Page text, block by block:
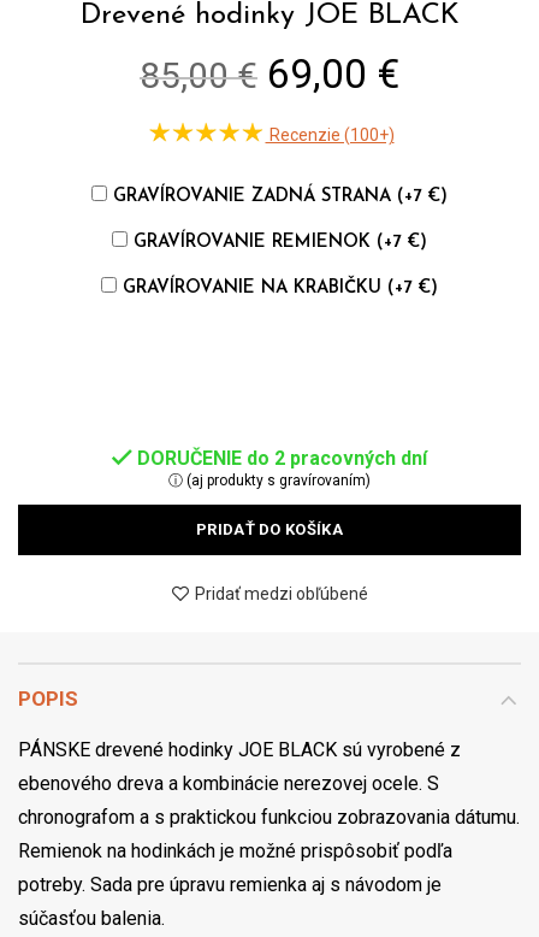
Recenzie (100+)
Drevené hodinky JOE BLACK
GRAVÍROVANIE ZADNÁ STRANA (+7 €)
GRAVÍROVANIE REMIENOK (+7 €)
GRAVÍROVANIE NA KRABIČKU (+7 €)
85,00 € Original
price
85,00 €.
69,00 €
69,00
DORUČENIE do 2 pracovných dní
ⓘ (aj produkty s gravírovaním)
PRIDAŤ DO KOŠÍKA
Pridať medzi obľúbené
POPIS
PÁNSKE drevené hodinky JOE BLACK sú vyrobené z
ebenového dreva a kombinácie nerezovej ocele. S
chronografom a s praktickou funkciou zobrazovania dátumu.
Remienok na hodinkách je možné prispôsobiť podľa
potreby. Sada pre úpravu remienka aj s návodom je
súčasťou balenia.